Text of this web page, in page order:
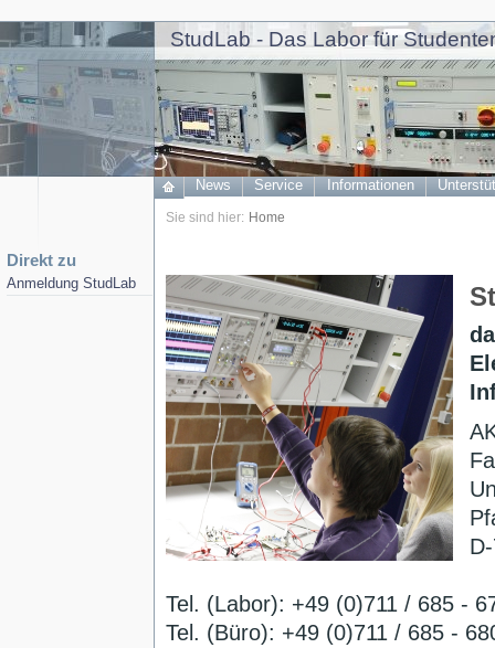
StudLab - Das Labor für
Direkt zu
Anmeldung StudLab
News Service Informationen
Sie sind hier: Home
Tel. (Labor): +49 (0)711 / 685 -
Tel. (Büro): +49 (0)711 / 685 -